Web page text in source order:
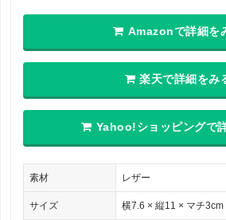
Amazonで詳細を
楽天で詳細をみ
Yahoo!ショッピングで
素材 レザー
サイズ 横7.6 × 縦11 × マチ3cm